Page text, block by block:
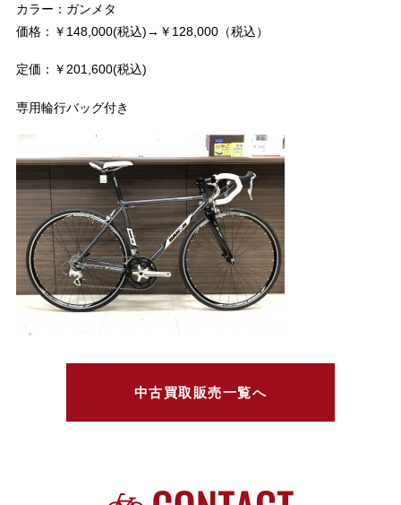
カラー：ガンメタ
価格：￥148,000(税込)→￥128,000（税込）
定価：￥201,600(税込)
専用輪行バッグ付き
中古買取販売一覧へ